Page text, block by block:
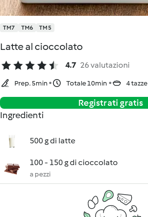
TM7 TM6 TM5
Latte al cioccolato
4.7 26 valutazioni
Prep. 5min Totale 10min 4 tazze
Registrati gratis
Ingredienti
500 g di latte
100 - 150 g di cioccolato
a pezzi